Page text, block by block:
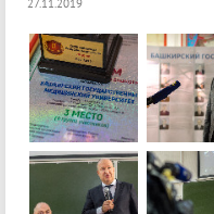
27.11.2019